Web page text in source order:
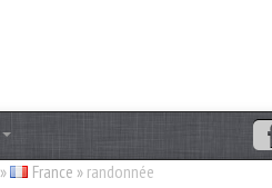
» France » randonnée